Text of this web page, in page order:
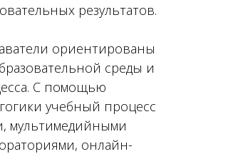
результатов.
ориентированы
среды и
С помощью
учебный процесс
мультимедийными
онлайн-